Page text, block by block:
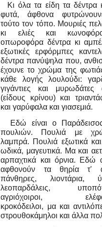
Κι όλα τα είδη τα δέντρα
φυτά, άφθονα
τούτο τον τόπο. Μουριές
κι ελιές και
οπωροφόρα δέντρα κι
εξωτικές ερφόρμπες
δέντρα πανύψηλα που,
έχουνε το χρώμα της
κάθε λογής λουλούδι:
γιγάντιες και μυρωδάτες
(είδους κρίνου) και
και γαρύφαλα και γιασεμιά.
Εδώ είναι ο
πουλιών. Πουλιά με
λαμπρά. Πουλιά εξωτικά
ωδικά, μαγευτικά. Μα και
αρπαχτικά και όρνια. Εδώ
αφθονούν τα θηρία τ'
πάνθηρες, λιοντάρια,
λεοπαρδάλεις,
αγριόχοιροι,
κροκόδειλοι, μα και
στρουθοκάμηλοι και άλλα